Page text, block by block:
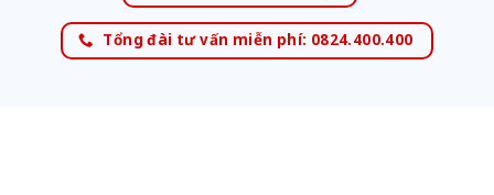
Tổng đài tư vấn miễn phí: 0824.400.400